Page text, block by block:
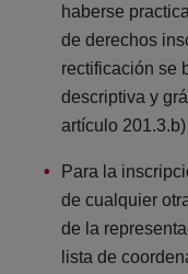
haberse
de derechos
rectificación se
descriptiva y
artículo
Para la
de cualquier
de la
lista de